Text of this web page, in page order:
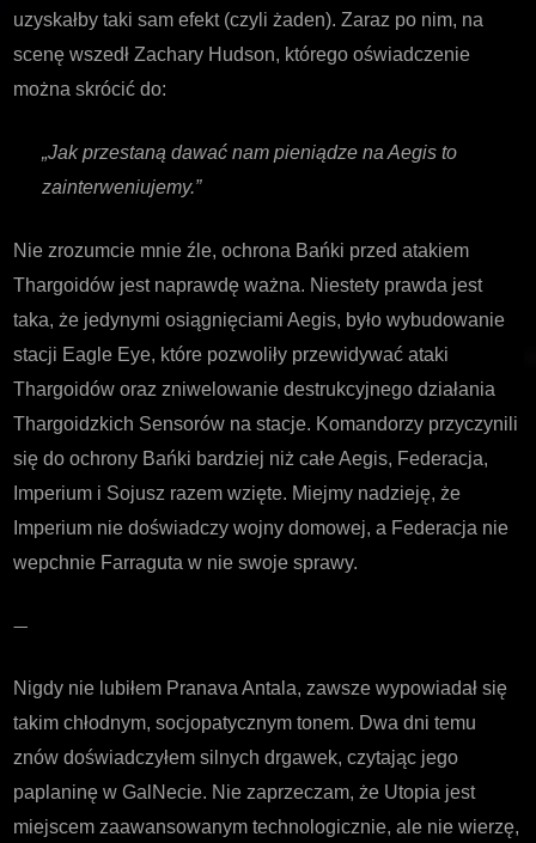
uzyskałby taki sam efekt (czyli żaden). Zaraz po nim, na
scenę wszedł Zachary Hudson, którego oświadczenie
można skrócić do:
„Jak przestaną dawać nam pieniądze na Aegis to
zainterweniujemy.”
Nie zrozumcie mnie źle, ochrona Bańki przed atakiem
Thargoidów jest naprawdę ważna. Niestety prawda jest
taka, że jedynymi osiągnięciami Aegis, było wybudowanie
stacji Eagle Eye, które pozwoliły przewidywać ataki
Thargoidów oraz zniwelowanie destrukcyjnego działania
Thargoidzkich Sensorów na stacje. Komandorzy przyczynili
się do ochrony Bańki bardziej niż całe Aegis, Federacja,
Imperium i Sojusz razem wzięte. Miejmy nadzieję, że
Imperium nie doświadczy wojny domowej, a Federacja nie
wepchnie Farraguta w nie swoje sprawy.
—
Nigdy nie lubiłem Pranava Antala, zawsze wypowiadał się
takim chłodnym, socjopatycznym tonem. Dwa dni temu
znów doświadczyłem silnych drgawek, czytając jego
paplaninę w GalNecie. Nie zaprzeczam, że Utopia jest
miejscem zaawansowanym technologicznie, ale nie wierzę,